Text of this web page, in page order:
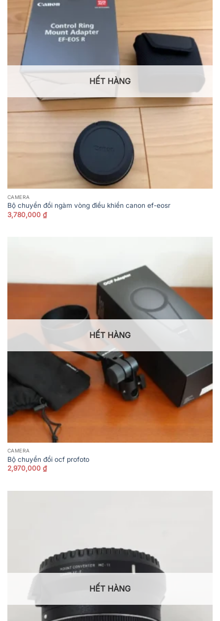
HẾT HÀNG
CAMERA
Bộ chuyển đổi ngàm vòng điều khiển canon ef-eosr
3,780,000 ₫
HẾT HÀNG
CAMERA
Bộ chuyển đổi ocf profoto
2,970,000 ₫
HẾT HÀNG